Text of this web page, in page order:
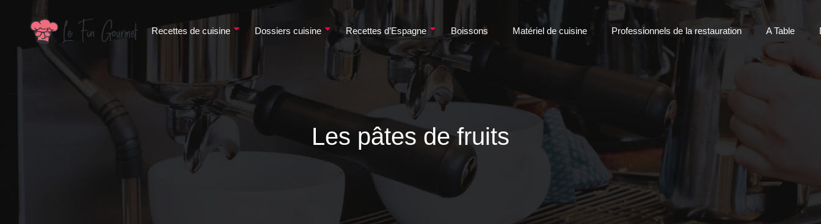
Recettes de cuisine Dossiers cuisine Recettes d’Espagne Boissons Matériel de cuisine Professionnels de la restauration A Table
Les pâtes de fruits